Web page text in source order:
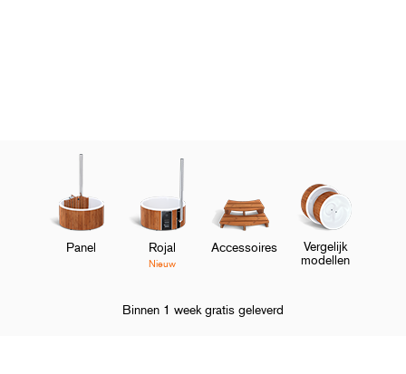
Panel Rojal
Nieuw
Accessoires
Vergelijk
modellen
Binnen 1 week gratis geleverd